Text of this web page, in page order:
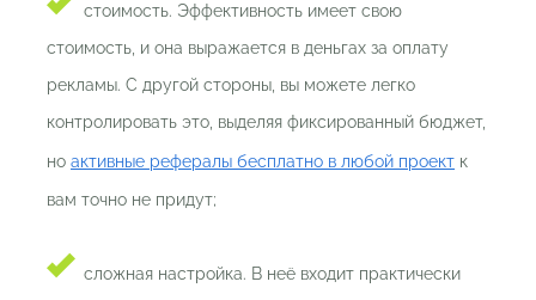
стоимость. Эффективность имеет свою
стоимость, и она выражается в деньгах за оплату
рекламы. С другой стороны, вы можете легко
контролировать это, выделяя фиксированный бюджет,
но активные рефералы бесплатно в любой проект к
вам точно не придут;
сложная настройка. В неё входит практически